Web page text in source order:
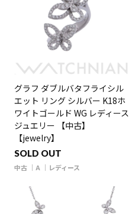
グラフ ダブルバタフライシル
エット リング シルバー K18ホ
ワイトゴールド WG レディース
ジュエリー 【中古】
【jewelry】
SOLD OUT
中古 A レディース